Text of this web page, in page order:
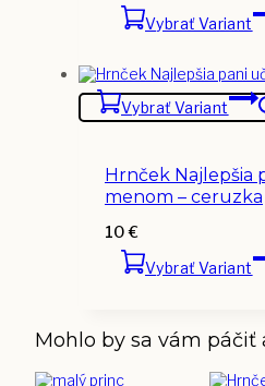
Vybrať Variant
Vybrať Variant
Hrnček Najlepšia
menom – ceruzka
10€
Vybrať Variant
Mohlo by sa vám páčiť